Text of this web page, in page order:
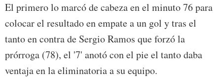
El primero lo marcó de cabeza en el minuto 76 para
colocar el resultado en empate a un gol y tras el
tanto en contra de Sergio Ramos que forzó la
prórroga (78), el '7' anotó con el pie el tanto daba
ventaja en la eliminatoria a su equipo.